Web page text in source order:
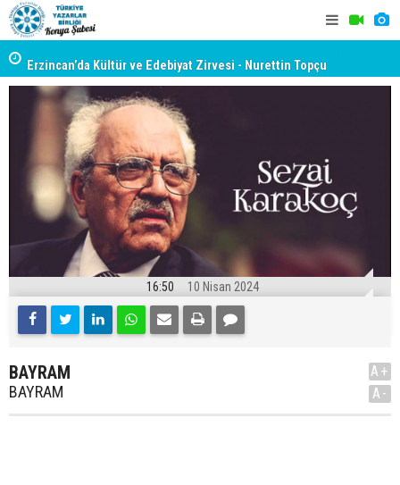
Erzincan’da Kültür ve Edebiyat Zirvesi - Nurettin Topçu
Sokağı Açılışı
16:50 10 Nisan 2024
BAYRAM
BAYRAM
A+
A-